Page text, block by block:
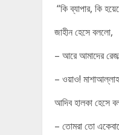
“কি ব্যাপার, কি
জাহীন হেসে বললো,
– আরে আমাদের
– ওয়াও!
আদিব হালকা হেসে
– তোমরা তো